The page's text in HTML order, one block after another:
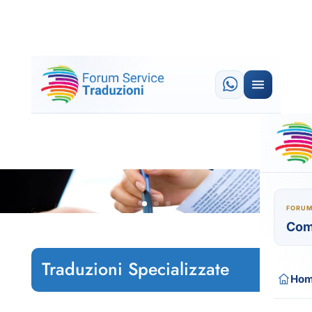
Traduzioni Specializzate